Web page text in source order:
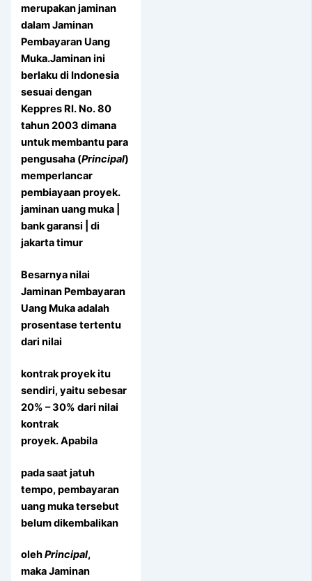
merupakan jaminan
dalam Jaminan
Pembayaran Uang
Muka.Jaminan ini
berlaku di Indonesia
sesuai dengan
Keppres RI. No. 80
tahun 2003 dimana
untuk membantu para
pengusaha (Principal)
memperlancar
pembiayaan proyek.
jaminan uang muka |
bank garansi | di
jakarta timur
Besarnya nilai
Jaminan Pembayaran
Uang Muka adalah
prosentase tertentu
dari nilai
kontrak proyek itu
sendiri, yaitu sebesar
20% – 30% dari nilai
kontrak
proyek.Apabila
pada saat jatuh
tempo, pembayaran
uang muka tersebut
belum dikembalikan
olehPrincipal,
maka Jaminan